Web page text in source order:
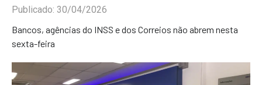
Publicado: 30/04/2026
Bancos, agências do INSS e dos Correios não abrem nesta
sexta-feira